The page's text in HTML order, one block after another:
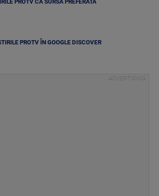
PROTV CA SURSĂ PREFERATĂ
PROTV ÎN GOOGLE DISCOVER